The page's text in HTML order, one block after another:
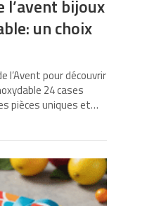
l’avent bijoux
un choix
l’Avent pour découvrir
24 cases
pièces uniques et…